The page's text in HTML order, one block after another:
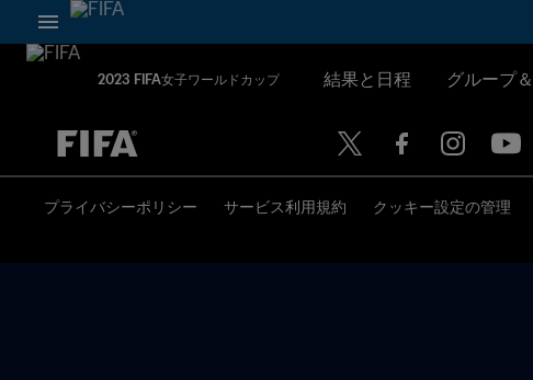
2023 FIFA女子ワールドカップ 結果と日程 グループ
未定 vs 未定
プライバシーポリシー サービス利用規約 クッキー設定の管理